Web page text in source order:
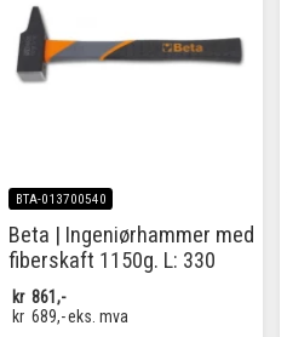
BTA-013700540
Beta | Ingeniørhammer med
fiberskaft 1150g. L: 330
kr 861,-
kr 689,-eks. mva